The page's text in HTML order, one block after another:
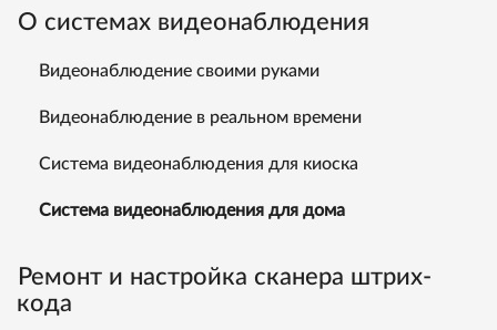
О системах видеонаблюдения
Видеонаблюдение своими руками
Видеонаблюдение в реальном времени
Система видеонаблюдения для киоска
Система видеонаблюдения для дома
Ремонт и настройка сканера штрих-
кода